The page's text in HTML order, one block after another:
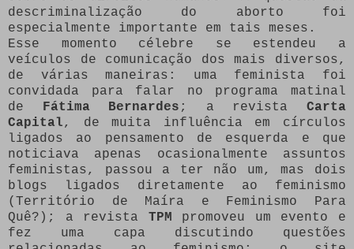
descriminalização do aborto foi
especialmente importante em tais meses.
Esse momento célebre se estendeu a
veículos de comunicação dos mais diversos,
de várias maneiras: uma feminista foi
convidada para falar no programa matinal
de Fátima Bernardes ; a revista Carta
Capital, de muita influência em círculos
ligados ao pensamento de esquerda e que
noticiava apenas ocasionalmente assuntos
feministas, passou a ter não um, mas dois
blogs ligados diretamente ao feminismo
(Território de Maíra e Feminismo Para
Quê?); a revista TPM promoveu um evento e
fez uma capa discutindo questões